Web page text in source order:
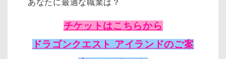
あなたに最適な職業は？
チケットはこちらから
ドラゴンクエスト アイランドのご案